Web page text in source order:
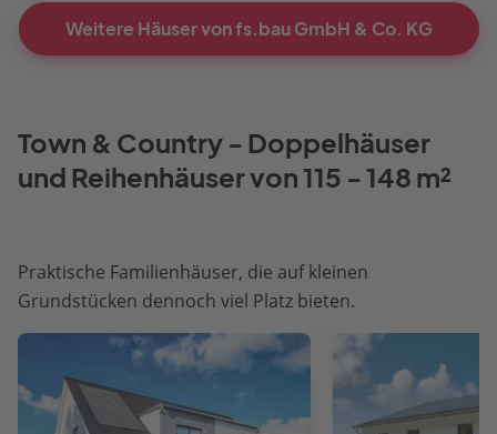
Weitere Häuser von fs.bau GmbH & Co. KG
Town & Country - Doppelhäuser
und Reihenhäuser von 115 - 148 m²
Praktische Familienhäuser, die auf kleinen
Grundstücken dennoch viel Platz bieten.